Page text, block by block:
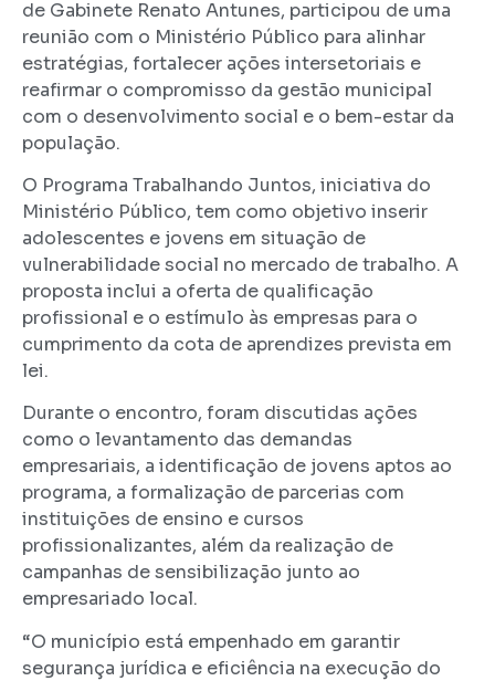
de Gabinete Renato Antunes, participou de uma
reunião com o Ministério Público para alinhar
estratégias, fortalecer ações intersetoriais e
reafirmar o compromisso da gestão municipal
com o desenvolvimento social e o bem-estar da
população.
O Programa Trabalhando Juntos, iniciativa do
Ministério Público, tem como objetivo inserir
adolescentes e jovens em situação de
vulnerabilidade social no mercado de trabalho. A
proposta inclui a oferta de qualificação
profissional e o estímulo às empresas para o
cumprimento da cota de aprendizes prevista em
lei.
Durante o encontro, foram discutidas ações
como o levantamento das demandas
empresariais, a identificação de jovens aptos ao
programa, a formalização de parcerias com
instituições de ensino e cursos
profissionalizantes, além da realização de
campanhas de sensibilização junto ao
empresariado local.
“O município está empenhado em garantir
segurança jurídica e eficiência na execução do